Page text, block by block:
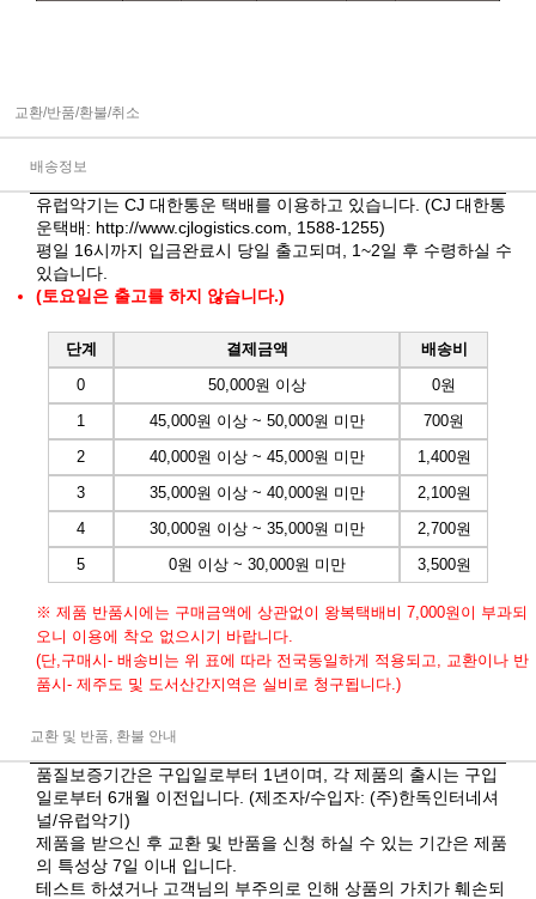
교환/반품/환불/취소
배송정보
유럽악기는 CJ 대한통운 택배를 이용하고 있습니다. (CJ 대한통
운택배: http://www.cjlogistics.com , 1588-1255)
평일 16시까지 입금완료시 당일 출고되며, 1~2일 후 수령하실 수
있습니다.
(토요일은 출고를 하지 않습니다.)
단계 결제금액
배송비
0
50,000원 이상
0원
1
45,000원 이상 ~ 50,000원 미만
700원
2
40,000원 이상 ~ 45,000원 미만
1,400원
3
35,000원 이상 ~ 40,000원 미만
2,100원
4
30,000원 이상 ~ 35,000원 미만
2,700원
5
0원 이상 ~ 30,000원 미만 3,500원
※ 제품 반품시에는 구매금액에 상관없이 왕복택배비 7,000원이 부과되
오니 이용에 착오 없으시기 바랍니다.
(단,구매시- 배송비는 위 표에 따라 전국동일하게 적용되고, 교환이나 반
품시- 제주도 및 도서산간지역은 실비로 청구됩니다.)
교환 및 반품, 환불 안내
품질보증기간은 구입일로부터 1년이며, 각 제품의 출시는 구입
일로부터 6개월 이전입니다. (제조자/수입자: (주)한독인터네셔
널/유럽악기)
제품을 받으신 후 교환 및 반품을 신청 하실 수 있는 기간은 제품
의 특성상 7일 이내 입니다.
테스트 하셨거나 고객님의 부주의로 인해 상품의 가치가 훼손되